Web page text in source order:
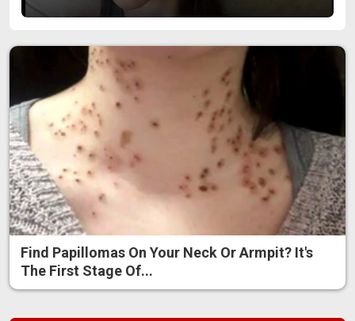
Find Papillomas On Your Neck Or Armpit? It's
The First Stage Of...